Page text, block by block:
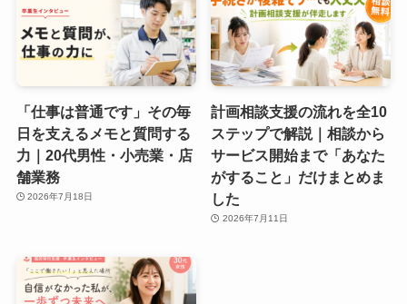
「仕事は普通です」その毎
日を支えるメモと質問する
力｜20代男性・小売業・店
舗業務
2026年7月18日
計画相談支援の流れを全10
ステップで解説｜相談から
サービス開始まで「あなた
がすること」だけまとめま
した
2026年7月11日